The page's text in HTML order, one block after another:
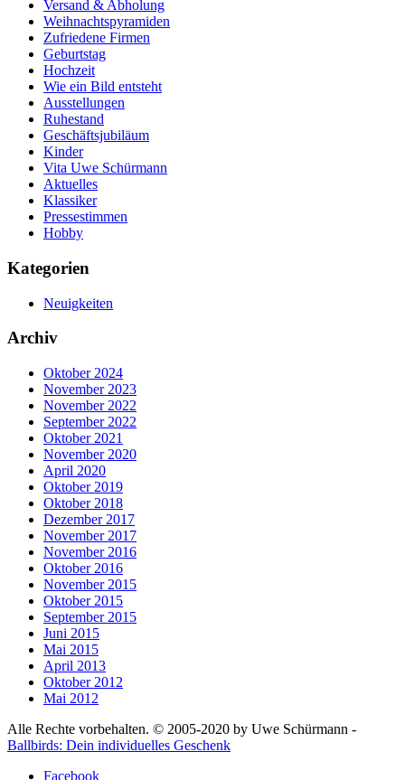
Versand & Abholung
Weihnachtspyramiden
Zufriedene Firmen
Geburtstag
Hochzeit
Wie ein Bild entsteht
Ausstellungen
Ruhestand
Geschäftsjubiläum
Kinder
Vita Uwe Schürmann
Aktuelles
Klassiker
Pressestimmen
Hobby
Kategorien
Neuigkeiten
Archiv
Oktober 2024
November 2023
November 2022
September 2022
Oktober 2021
November 2020
April 2020
Oktober 2019
Oktober 2018
Dezember 2017
November 2017
November 2016
Oktober 2016
November 2015
Oktober 2015
September 2015
Juni 2015
Mai 2015
April 2013
Oktober 2012
Mai 2012
Alle Rechte vorbehalten. © 2005-2020 by Uwe Schürmann -
Ballbirds: Dein individuelles Geschenk
Facebook